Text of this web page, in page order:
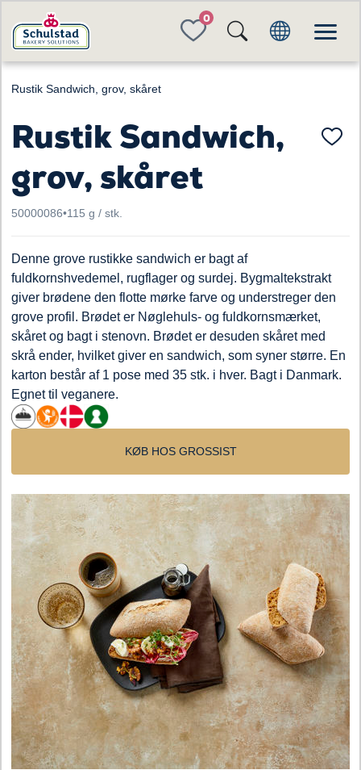
FAVORITES
Rustik Sandwich, grov, skåret
Rustik Sandwich,
grov, skåret
50000086•115 g / stk.
Denne grove rustikke sandwich er bagt af
fuldkornshvedemel, rugflager og surdej. Bygmaltekstrakt
giver brødene den flotte mørke farve og understreger den
grove profil. Brødet er Nøglehuls- og fuldkornsmærket,
skåret og bagt i stenovn. Brødet er desuden skåret med
skrå ender, hvilket giver en sandwich, som syner større. En
karton består af 1 pose med 35 stk. i hver. Bagt i Danmark.
Egnet til veganere.
KØB HOS GROSSIST